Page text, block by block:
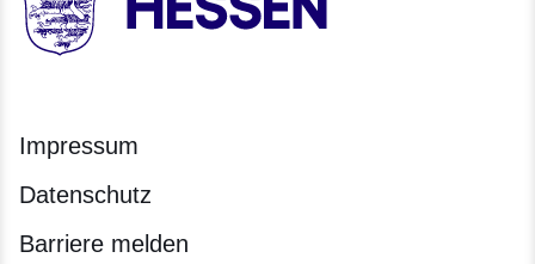
HESSEN - Hessische Landesregierung
Impressum
Datenschutz
Barriere melden